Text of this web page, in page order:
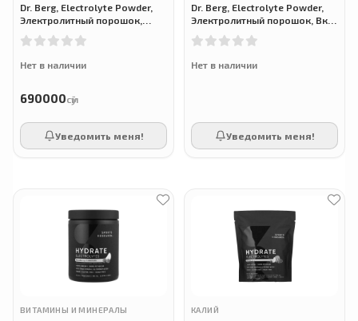
Dr. Berg, Electrolyte Powder,
Электролитный порошок,
Нет в наличии
690000сӯм
Уведомить меня!
Dr. Berg, Electrolyte Powder,
Электролитный порошок, Вкус
Нет в наличии
Уведомить меня!
ВИТАМИНЫ И МИНЕРАЛЫ КАЛИЙ